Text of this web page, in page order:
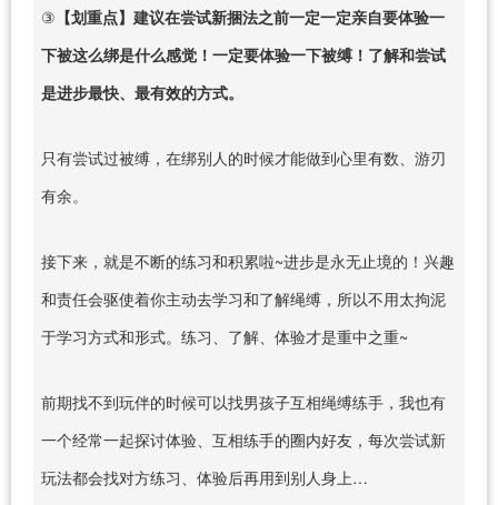
③ 【划重点】建议在尝试新捆法之前一定一定亲自要体验一
下被这么绑是什么感觉！一定要体验一下被缚！了解和尝试
是进步最快、最有效的方式。
只有尝试过被缚，在绑别人的时候才能做到心里有数、游刃
有余。
接下来，就是不断的练习和积累啦~进步是永无止境的！兴趣
和责任会驱使着你主动去学习和了解绳缚，所以不用太拘泥
于学习方式和形式。练习、了解、体验才是重中之重~
前期找不到玩伴的时候可以找男孩子互相绳缚练手，我也有
一个经常一起探讨体验、互相练手的圈内好友，每次尝试新
玩法都会找对方练习、体验后再用到别人身上…